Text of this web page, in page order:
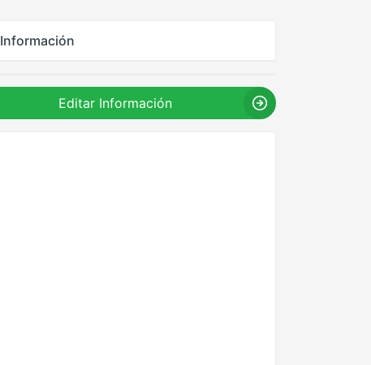
Información
Editar Información